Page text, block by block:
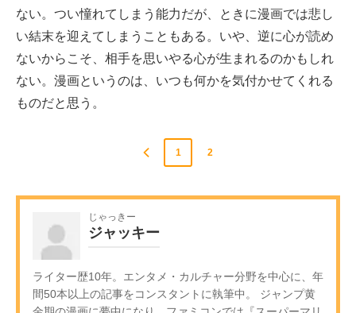
ない。つい憧れてしまう能力だが、ときに漫画では悲し
い結末を迎えてしまうこともある。いや、逆に心が読め
ないからこそ、相手を思いやる心が生まれるのかもしれ
ない。漫画というのは、いつも何かを気付かせてくれる
ものだと思う。
1 2
じゃっきー
ジャッキー
ライター歴10年。エンタメ・カルチャー分野を中心に、年
間50本以上の記事をコンスタントに執筆中。 ジャンプ黄